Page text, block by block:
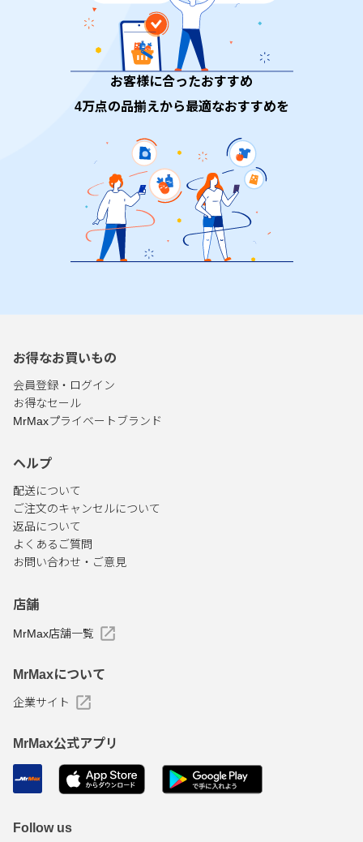
お客様に合ったおすすめ
4万点の品揃えから最適なおすすめを
お得なお買いもの
会員登録・ログイン
お得なセール
MrMaxプライベートブランド
ヘルプ
配送について
ご注文のキャンセルについて
返品について
よくあるご質問
お問い合わせ・ご意見
店舗
MrMax店舗一覧
MrMaxについて
企業サイト
MrMax公式アプリ
Follow us